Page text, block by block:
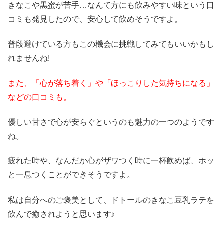
きなこや黒蜜が苦手…なんて方にも飲みやすい味という口
コミも発見したので、安心して飲めそうですよ。
普段避けている方もこの機会に挑戦してみてもいいかもし
れませんね!
また、「心が落ち着く」や「ほっこりした気持ちになる」
などの口コミも。
優しい甘さで心が安らぐというのも魅力の一つのようです
ね。
疲れた時や、なんだか心がザワつく時に一杯飲めば、ホッ
と一息つくことができそうですよ。
私は自分へのご褒美として、ドトールのきなこ豆乳ラテを
飲んで癒されようと思います♪